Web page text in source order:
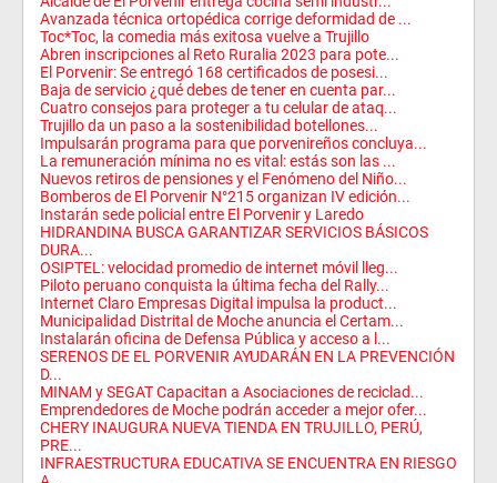
Avanzada técnica ortopédica corrige deformidad de ...
Toc*Toc, la comedia más exitosa vuelve a Trujillo
Abren inscripciones al Reto Ruralia 2023 para pote...
El Porvenir: Se entregó 168 certificados de posesi...
Baja de servicio ¿qué debes de tener en cuenta par...
Cuatro consejos para proteger a tu celular de ataq...
Trujillo da un paso a la sostenibilidad botellones...
Impulsarán programa para que porvenireños concluya...
La remuneración mínima no es vital: estás son las ...
Nuevos retiros de pensiones y el Fenómeno del Niño...
Bomberos de El Porvenir N°215 organizan IV edición...
Instarán sede policial entre El Porvenir y Laredo
HIDRANDINA BUSCA GARANTIZAR SERVICIOS BÁSICOS
DURA...
OSIPTEL: velocidad promedio de internet móvil lleg...
Piloto peruano conquista la última fecha del Rally...
Internet Claro Empresas Digital impulsa la product...
Municipalidad Distrital de Moche anuncia el Certam...
Instalarán oficina de Defensa Pública y acceso a l...
SERENOS DE EL PORVENIR AYUDARÁN EN LA PREVENCIÓN
D...
MINAM y SEGAT Capacitan a Asociaciones de reciclad...
Emprendedores de Moche podrán acceder a mejor ofer...
CHERY INAUGURA NUEVA TIENDA EN TRUJILLO, PERÚ,
PRE...
INFRAESTRUCTURA EDUCATIVA SE ENCUENTRA EN RIESGO